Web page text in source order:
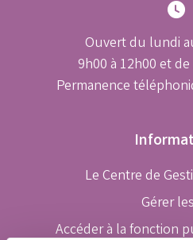
Ouvert du lundi
9h00 à 12h00 et
Permanence
Le Centre de
Gérer
Accéder à la fonction